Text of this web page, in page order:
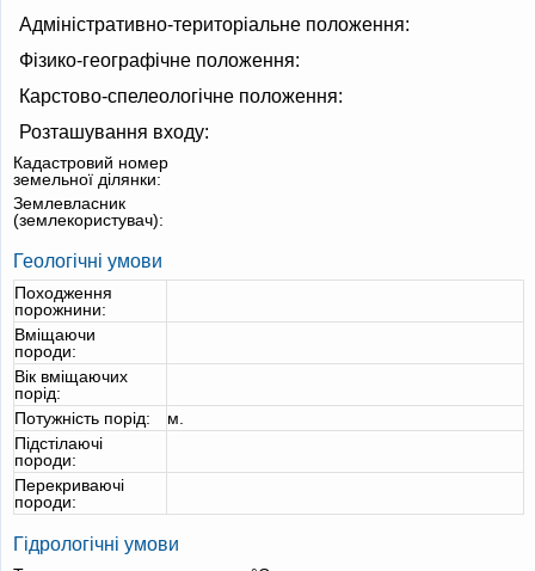
Адміністративно-територіальне положення:
Фізико-географічне положення:
Карстово-спелеологічне положення:
Розташування входу:
Кадастровий номер
земельної ділянки:
Землевласник
(землекористувач):
Геологічні умови
Походження
порожнини:
Вміщаючи
породи:
Вік вміщаючих
порід:
Потужність порід:
м.
Підстілаючі
породи:
Перекриваючі
породи:
Гідрологічні умови